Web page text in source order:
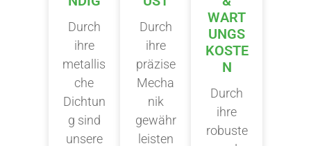
Durch
ihre
metallis
che
Dichtun
g sind
unsere
Durch
ihre
präzise
Mecha
nik
gewähr
leisten
WART
UNGS
KOSTE
N
Durch
ihre
robuste